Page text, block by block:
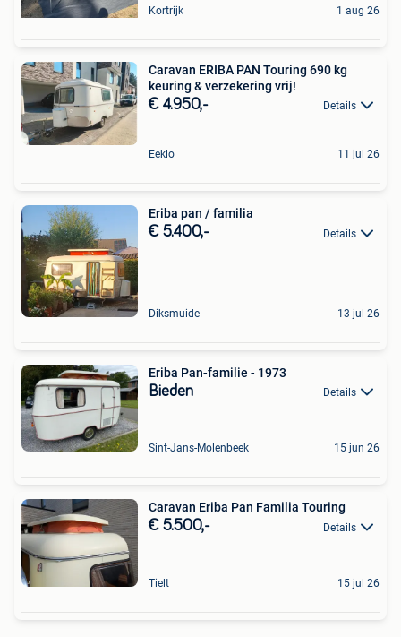
Kortrijk 1 aug 26
Caravan ERIBA PAN Touring 690 kg
keuring & verzekering vrij!
€ 4.950,- Details
Eeklo 11 jul 26
Eriba pan / familia
€ 5.400,- Details
Diksmuide 13 jul 26
Eriba Pan-familie - 1973
Bieden Details
Sint-Jans-Molenbeek 15 jun 26
Caravan Eriba Pan Familia Touring
€ 5.500,- Details
Tielt 15 jul 26